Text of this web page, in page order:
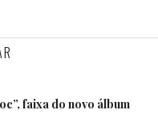
faixa do novo álbum